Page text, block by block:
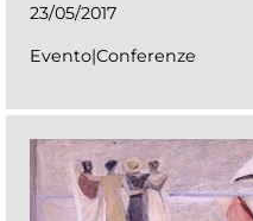
23/05/2017
Evento|Conferenze